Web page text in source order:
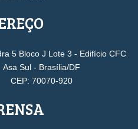
5 Bloco J Lote 3 - Edifício CFC
Asa Sul - Brasília/DF
CEP: 70070-920